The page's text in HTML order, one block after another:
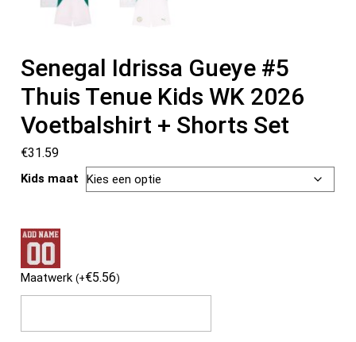
Senegal Idrissa Gueye #5
Thuis Tenue Kids WK 2026
Voetbalshirt + Shorts Set
€31.59
Kids maat
Maatwerk(+€5.56)